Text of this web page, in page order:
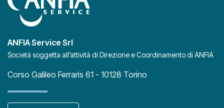
ANFIA Service Srl
Società soggetta all’attività di Direzione e Coordinamento di ANFIA
Corso Galileo Ferraris 61 - 10128 Torino